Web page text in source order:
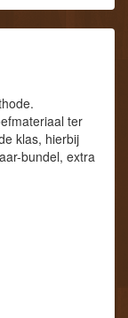
ter
klas, hierbij
bundel, extra